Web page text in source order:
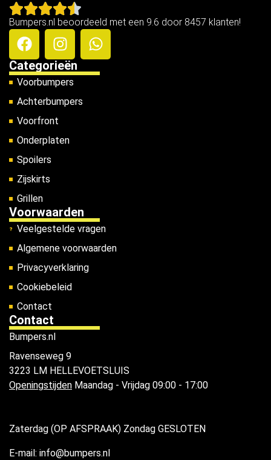
Bumpers.nl beoordeeld met een 9.6 door 8457 klanten!
Categorieën
Voorbumpers
Achterbumpers
Voorfront
Onderplaten
Spoilers
Zijskirts
Grillen
Voorwaarden
Veelgestelde vragen
Algemene voorwaarden
Privacyverklaring
Cookiebeleid
Contact
Contact
Bumpers.nl
Ravenseweg 9
3223 LM HELLEVOETSLUIS
Openingstijden Maandag - Vrijdag 09:00 - 17:00
Zaterdag (OP AFSPRAAK) Zondag GESLOTEN
E-mail: info@bumpers.nl